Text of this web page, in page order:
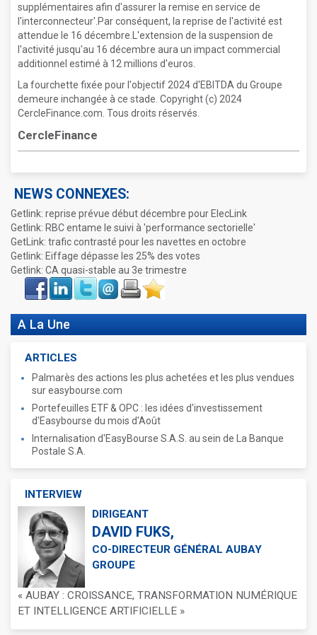
supplémentaires afin d'assurer la remise en service de
l'interconnecteur'.Par conséquent, la reprise de l'activité est
attendue le 16 décembre.L'extension de la suspension de
l'activité jusqu'au 16 décembre aura un impact commercial
additionnel estimé à 12 millions d'euros.
La fourchette fixée pour l'objectif 2024 d'EBITDA du Groupe
demeure inchangée à ce stade. Copyright (c) 2024
CercleFinance.com. Tous droits réservés.
CercleFinance
NEWS CONNEXES:
Getlink: reprise prévue début décembre pour ElecLink
Getlink: RBC entame le suivi à 'performance sectorielle'
GetLink: trafic contrasté pour les navettes en octobre
Getlink: Eiffage dépasse les 25% des votes
Getlink: CA quasi-stable au 3e trimestre
Face
book
LinkIn Twitter Envoyer ImprimerFavoris
A La Une
ARTICLES
Palmarès des actions les plus achetées et les plus vendues
sur easybourse.com
Portefeuilles ETF & OPC : les idées d'investissement
d'Easybourse du mois d'Août
Internalisation d'EasyBourse S.A.S. au sein de La Banque
Postale S.A.
INTERVIEW
DIRIGEANT
DAVID FUKS,
CO-DIRECTEUR GÉNÉRAL AUBAY
GROUPE
« AUBAY : CROISSANCE, TRANSFORMATION NUMÉRIQUE
ET INTELLIGENCE ARTIFICIELLE »